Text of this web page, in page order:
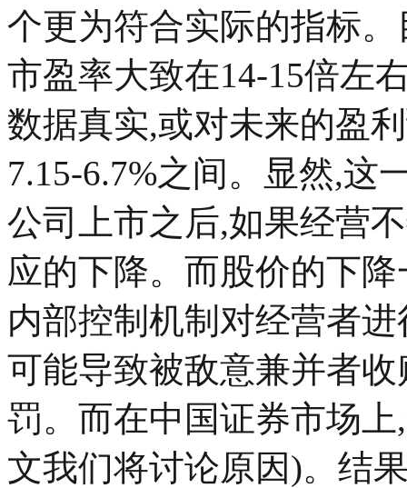
个更为符合实际的指标
市盈率大致在14-15倍左
数据真实,或对未来的盈
7.15-6.7%之间。显然,这
公司上市之后,如果经营
应的下降。而股价的下
内部控制机制对经营者
可能导致被敌意兼并者
罚。而在中国证券市场
文我们将讨论原因)。结